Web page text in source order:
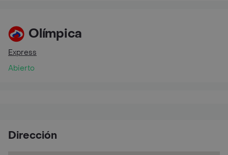
Olímpica
Express
Abierto
Dirección